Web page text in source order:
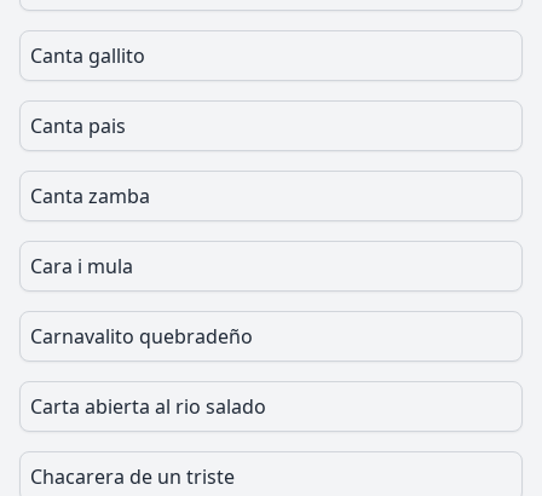
Canta gallito
Canta pais
Canta zamba
Cara i mula
Carnavalito quebradeño
Carta abierta al rio salado
Chacarera de un triste